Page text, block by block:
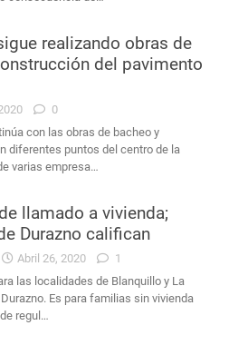
realizando obras de
del pavimento
0
con las obras de bacheo y
diferentes puntos del centro de la
varias empresa…
llamado a vivienda;
Durazno califican
Abril 26, 2020
1
las localidades de Blanquillo y La
Es para familias sin vivienda
regul…